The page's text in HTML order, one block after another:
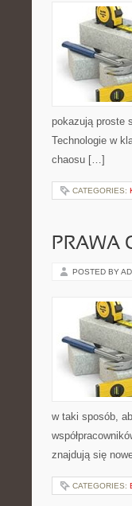
pokazują proste
Technologie w
chaosu […]
CATEGORIES:
PRAWA
POSTED BY
w taki sposób,
znajdują się
CATEGORIES: